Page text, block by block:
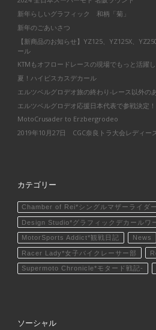
新年らしいグラフィック 和柄「菊」
新年のごあいさつ
【新商品のお知らせ】YZ125、YZ125X、
ール
KTMもオフロードレースの現場でもっと活躍し
夏！ハイビスカスデカール
エルツベルグロデオ旅の終わり-レース以外の
エルツベルグロデオ応援日本代表で参戦決定！
MotoCrusader to Erzbergrodeo
2019年10月27日 CGC奈良トラ大会レディー
カテゴリー
Chamber of Rei*シングルマザーライダ
Design Studio*グラフィックデカールワ
MotorSports Addict*観戦日記 News
Racer Lady*女子バイクレーサー部
Supermoto Chronicle*モタード戦記-
ソーシャル